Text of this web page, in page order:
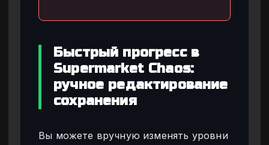
Быстрый прогресс в
Supermarket Chaos:
ручное редактирование
сохранения
Вы можете вручную изменять уровни